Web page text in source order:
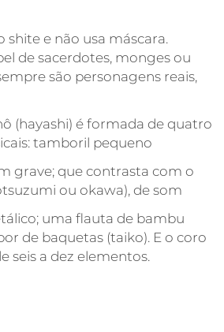
shite e não usa máscara.
de sacerdotes, monges ou
são personagens reais,
(hayashi) é formada de quatro
tamboril pequeno
grave; que contrasta com o
ou okawa), de som
uma flauta de bambu
de baquetas (taiko). E o coro
seis a dez elementos.